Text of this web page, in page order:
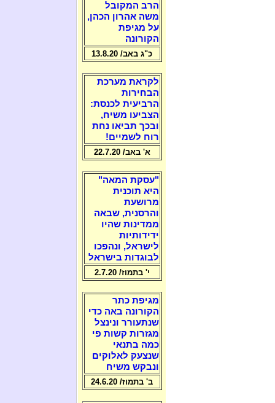
הרב המקובל
משה אהרון הכהן,
על מגיפת
הקורונה
כ"ג באב/ 13.8.20
לקראת מערכת
הבחירות
הרביעית לכנסת:
הצביעו משיח,
ובכך תביאו נחת
רוח לשמיים!
א' באב/ 22.7.20
"עסקת המאה"
היא תוכנית
מרושעת
והרסנית, שבאה
ממדינות שהיו
ידידותיות
לישראל, ונהפכו
לבוגדות בישראל
י' בתמוז/ 2.7.20
מגיפת כתר
הקורונה באה כדי
שנתעורר ונינצל
מגזרות קשות פי
כמה בתנאי
שנצעק לאלוקים
ונבקש משיח
ב' בתמוז/ 24.6.20